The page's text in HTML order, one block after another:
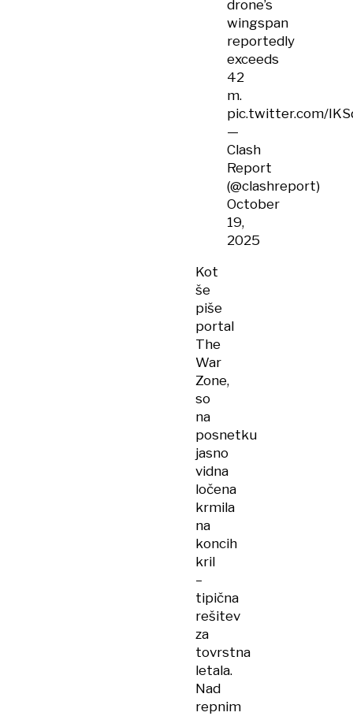
drone’s
wingspan
reportedly
exceeds
42
m.
pic.twitter.com/
—
Clash
Report
(@clashreport)
October
19,
2025
Kot
še
piše
portal
The
War
Zone,
so
na
posnetku
jasno
vidna
ločena
krmila
na
koncih
kril
–
tipična
rešitev
za
tovrstna
letala.
Nad
repnim